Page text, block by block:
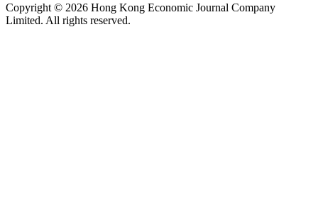
Copyright © 2026 Hong Kong Economic Journal Company
Limited. All rights reserved.